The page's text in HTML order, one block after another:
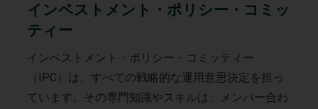
インベストメント・ポリシー・コミッ
ティー
インベストメント・ポリシー・コミッティー
（IPC）は、すべての戦略的な運用意思決定を担っ
ています。その専門知識やスキルは、メンバー合わ